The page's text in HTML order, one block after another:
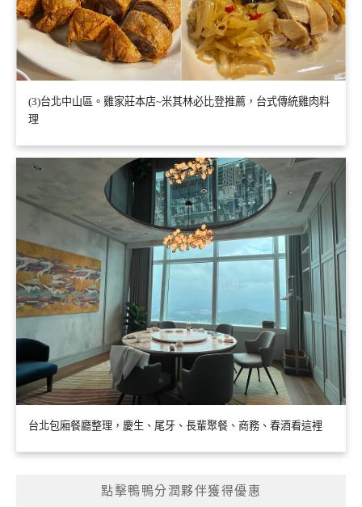
(3)台北中山區。雞家莊本店~米其林必比登推薦，台式傳統雞肉料
理
台北包廂餐廳整理，慶生、尾牙、長輩聚餐、商務、春酒看這裡
點擊鴨鴨分潤夥伴獲得優惠